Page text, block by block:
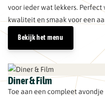
voor ieder wat lekkers.
kwaliteit en smaak voor een
Bekijk het menu
Diner & Film
Toe aan een compleet